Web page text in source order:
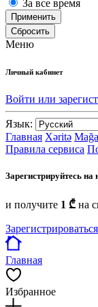
За все время
Применить
Сбросить
Меню
Личный кабинет
Войти или
Язык:
Главная Xəritə
Правила сервиса
Зарегистрируйтесь
и получите 1 ₾ на
Зарегистрироваться
Главная
Избранное